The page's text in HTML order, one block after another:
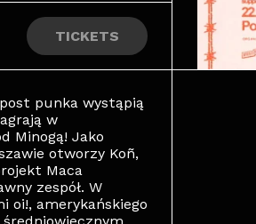
TICKETS
punka wystąpią
w
Minogą! Jako
otworzy Koñ,
Maca
zespół. W
oi!, amerykańskiego